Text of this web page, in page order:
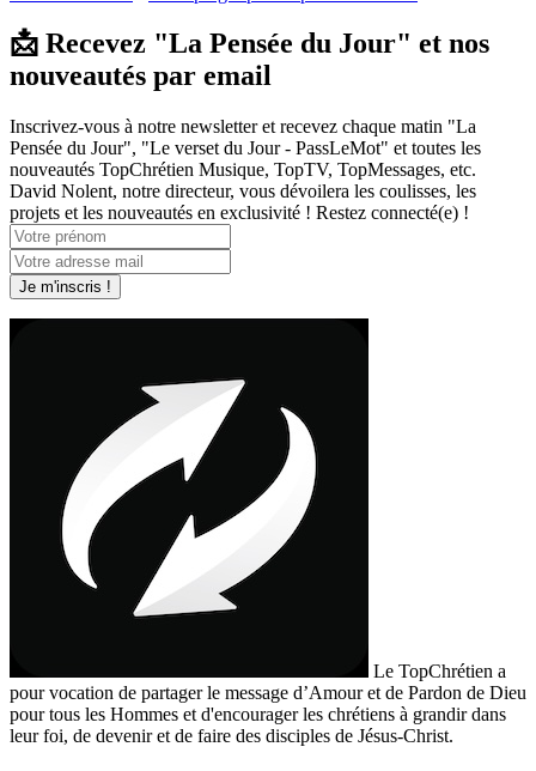
📩 Recevez "La Pensée du Jour" et nos
nouveautés par email
Inscrivez-vous à notre newsletter et recevez chaque matin "La
Pensée du Jour", "Le verset du Jour - PassLeMot" et toutes les
nouveautés TopChrétien Musique, TopTV, TopMessages, etc.
David Nolent, notre directeur, vous dévoilera les coulisses, les
projets et les nouveautés en exclusivité ! Restez connecté(e) !
Je m'inscris !
Le TopChrétien a
pour vocation de partager le message d’Amour et de Pardon de Dieu
pour tous les Hommes et d'encourager les chrétiens à grandir dans
leur foi, de devenir et de faire des disciples de Jésus-Christ.